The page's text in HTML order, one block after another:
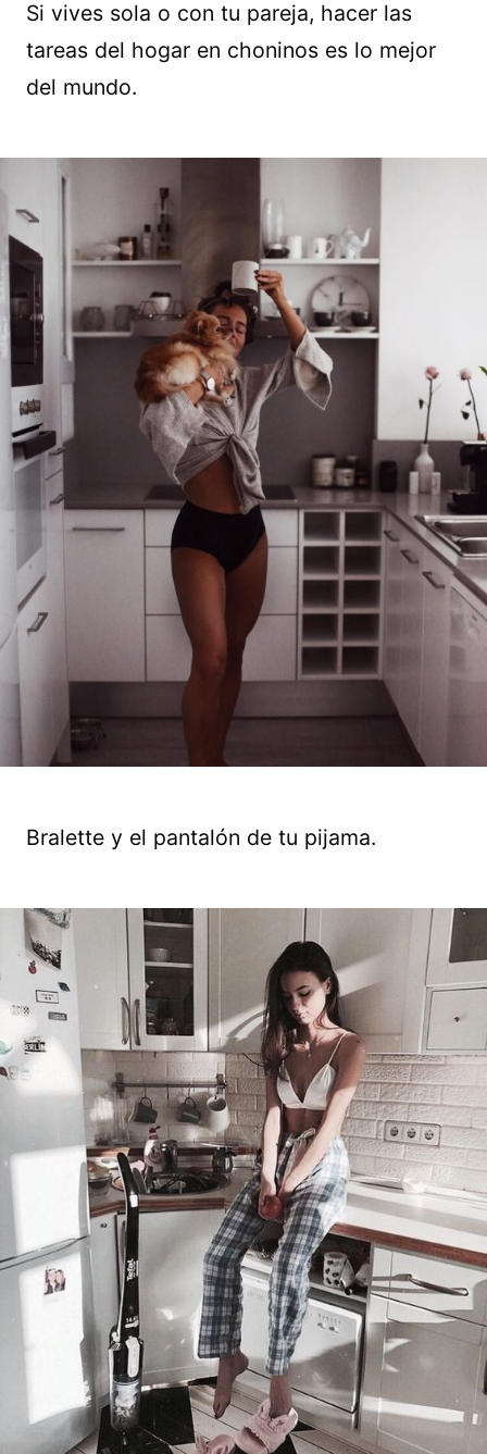
Si vives sola o con tu pareja, hacer las
tareas del hogar en choninos es lo mejor
del mundo.
Bralette y el pantalón de tu pijama.